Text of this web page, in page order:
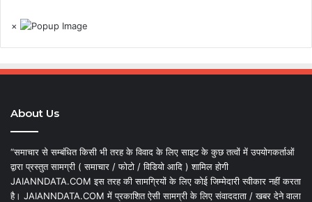
×
About Us
“समाचार से सम्बंधित किसी भी तरह के विवाद के लिए साइट के कुछ तत्वों में उपयोगकर्ताओं
द्वारा प्रस्तुत सामग्री ( समाचार / फोटो / विडियो आदि ) शामिल होगी
JAIANNDATA.COM इस तरह की सामग्रियों के लिए कोई जिम्मेदारी स्वीकार नहीं करता
है। JAIANNDATA.COM में प्रकाशित ऐसी सामग्री के लिए संवाददाता / खबर देने वाला